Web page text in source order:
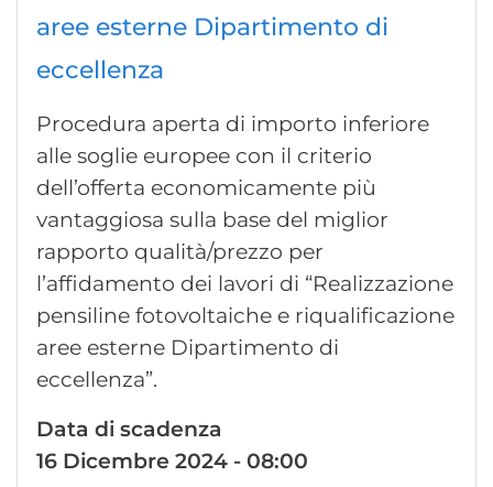
aree esterne Dipartimento di
eccellenza
Procedura aperta di importo inferiore
alle soglie europee con il criterio
dell’offerta economicamente più
vantaggiosa sulla base del miglior
rapporto qualità/prezzo per
l’affidamento dei lavori di “Realizzazione
pensiline fotovoltaiche e riqualificazione
aree esterne Dipartimento di
eccellenza”.
Data di scadenza
16 Dicembre 2024 - 08:00